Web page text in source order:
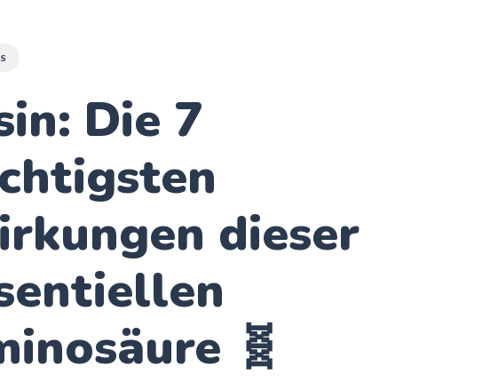
Die 7
dieser
🧬